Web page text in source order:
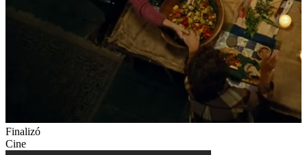
Finalizó
Cine